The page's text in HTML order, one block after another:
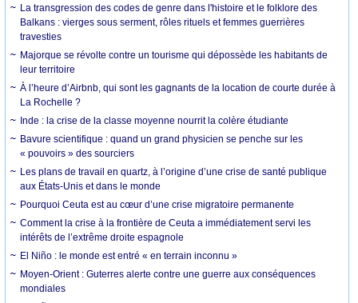
La transgression des codes de genre dans l'histoire et le folklore des
Balkans : vierges sous serment, rôles rituels et femmes guerrières
travesties
Majorque se révolte contre un tourisme qui dépossède les habitants de
leur territoire
À l’heure d’Airbnb, qui sont les gagnants de la location de courte durée à
La Rochelle ?
Inde : la crise de la classe moyenne nourrit la colère étudiante
Bavure scientifique : quand un grand physicien se penche sur les
« pouvoirs » des sourciers
Les plans de travail en quartz, à l’origine d’une crise de santé publique
aux États-Unis et dans le monde
Pourquoi Ceuta est au cœur d’une crise migratoire permanente
Comment la crise à la frontière de Ceuta a immédiatement servi les
intérêts de l’extrême droite espagnole
El Niño : le monde est entré « en terrain inconnu »
Moyen-Orient : Guterres alerte contre une guerre aux conséquences
mondiales